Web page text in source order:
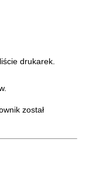
drukarek.
został